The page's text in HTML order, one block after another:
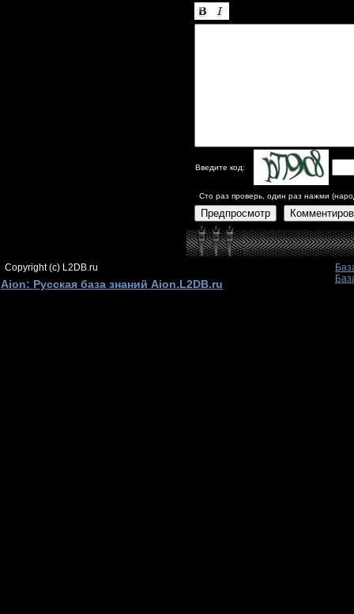
Введите код:
Сто раз проверь, один раз нажми
Предпросмотр
Copyright (c) L2DB.ru
Aion: Русская база знаний Aion.L2DB.ru